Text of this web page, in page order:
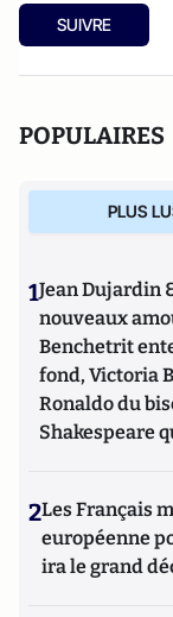
SUIVRE
POPULAIRES
PLUS
1Jean Dujardin
nouveaux
Benchetrit
fond, Victoria
Ronaldo du
Shakespeare
2Les Français
européenne
ira le grand